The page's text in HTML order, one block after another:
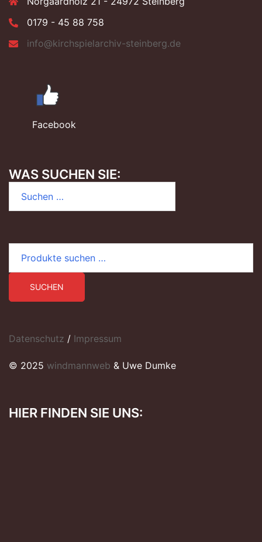
0179 - 45 88 758
info@kirchspielarchiv-steinberg.de
Facebook
WAS SUCHEN SIE:
nach:
nach:
SUCHEN
Datenschutz / Impressum
© 2025 windmannweb & Uwe Dumke
HIER FINDEN SIE UNS: